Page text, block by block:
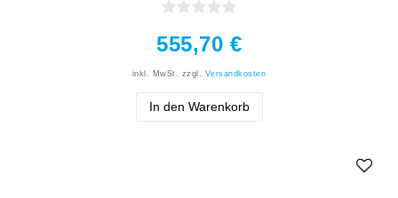
555,70 €
inkl. MwSt. zzgl. Versandkosten
In den Warenkorb